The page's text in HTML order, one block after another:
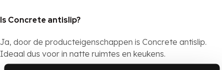
Is Concrete antislip?
Ja, door de producteigenschappen is Concrete antislip.
Ideaal dus voor in natte ruimtes en keukens.